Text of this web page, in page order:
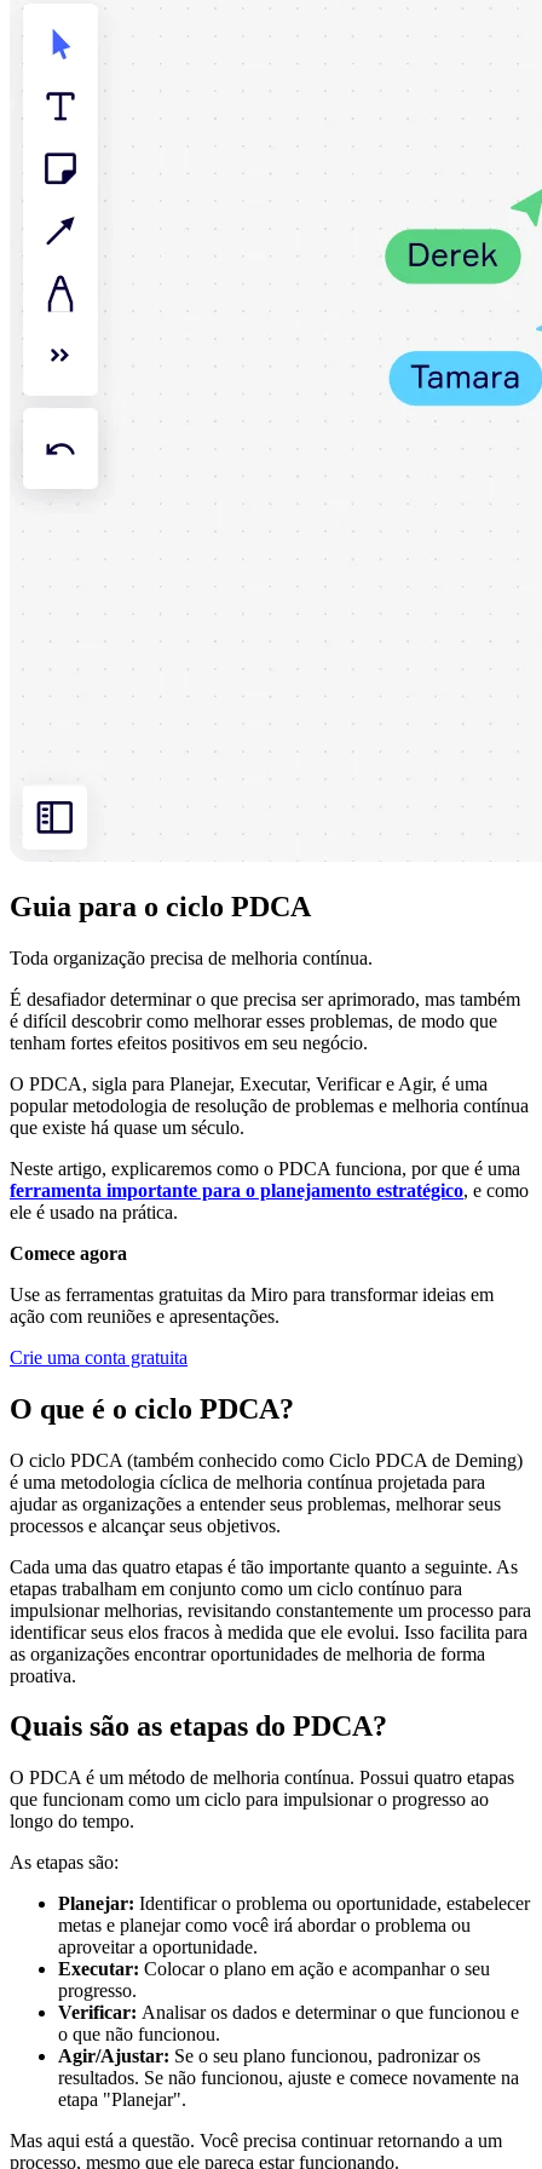
Guia para o ciclo PDCA
Toda organização precisa de melhoria contínua.
É desafiador determinar o que precisa ser aprimorado, mas também
é difícil descobrir como melhorar esses problemas, de modo que
tenham fortes efeitos positivos em seu negócio.
O PDCA, sigla para Planejar, Executar, Verificar e Agir, é uma
popular metodologia de resolução de problemas e melhoria contínua
que existe há quase um século.
Neste artigo, explicaremos como o PDCA funciona, por que é uma
ferramenta importante para o planejamento estratégico, e como
ele é usado na prática.
Comece agora
Use as ferramentas gratuitas da Miro para transformar ideias em
ação com reuniões e apresentações.
Crie uma conta gratuita
O que é o ciclo PDCA?
O ciclo PDCA (também conhecido como Ciclo PDCA de Deming)
é uma metodologia cíclica de melhoria contínua projetada para
ajudar as organizações a entender seus problemas, melhorar seus
processos e alcançar seus objetivos.
Cada uma das quatro etapas é tão importante quanto a seguinte. As
etapas trabalham em conjunto como um ciclo contínuo para
impulsionar melhorias, revisitando constantemente um processo para
identificar seus elos fracos à medida que ele evolui. Isso facilita para
as organizações encontrar oportunidades de melhoria de forma
proativa.
Quais são as etapas do PDCA?
O PDCA é um método de melhoria contínua. Possui quatro etapas
que funcionam como um ciclo para impulsionar o progresso ao
longo do tempo.
As etapas são:
Planejar: Identificar o problema ou oportunidade, estabelecer
metas e planejar como você irá abordar o problema ou
aproveitar a oportunidade.
Executar: Colocar o plano em ação e acompanhar o seu
progresso.
Verificar: Analisar os dados e determinar o que funcionou e
o que não funcionou.
Agir/Ajustar: Se o seu plano funcionou, padronizar os
resultados. Se não funcionou, ajuste e comece novamente na
etapa "Planejar".
Mas aqui está a questão. Você precisa continuar retornando a um
processo, mesmo que ele pareça estar funcionando.